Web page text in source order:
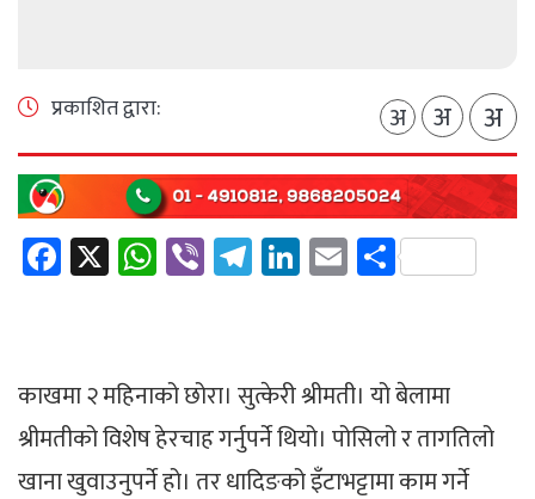
प्रकाशित द्वारा: अ अ अ
Facebook
X WhatsApp
ViberTelegram
LinkedIn
EmailShare
काखमा २ महिनाको छोरा। सुत्केरी श्रीमती। यो बेलामा
श्रीमतीको विशेष हेरचाह गर्नुपर्ने थियो। पोसिलो र तागतिलो
खाना खुवाउनुपर्ने हो। तर धादिङको इँटाभट्टामा काम गर्ने